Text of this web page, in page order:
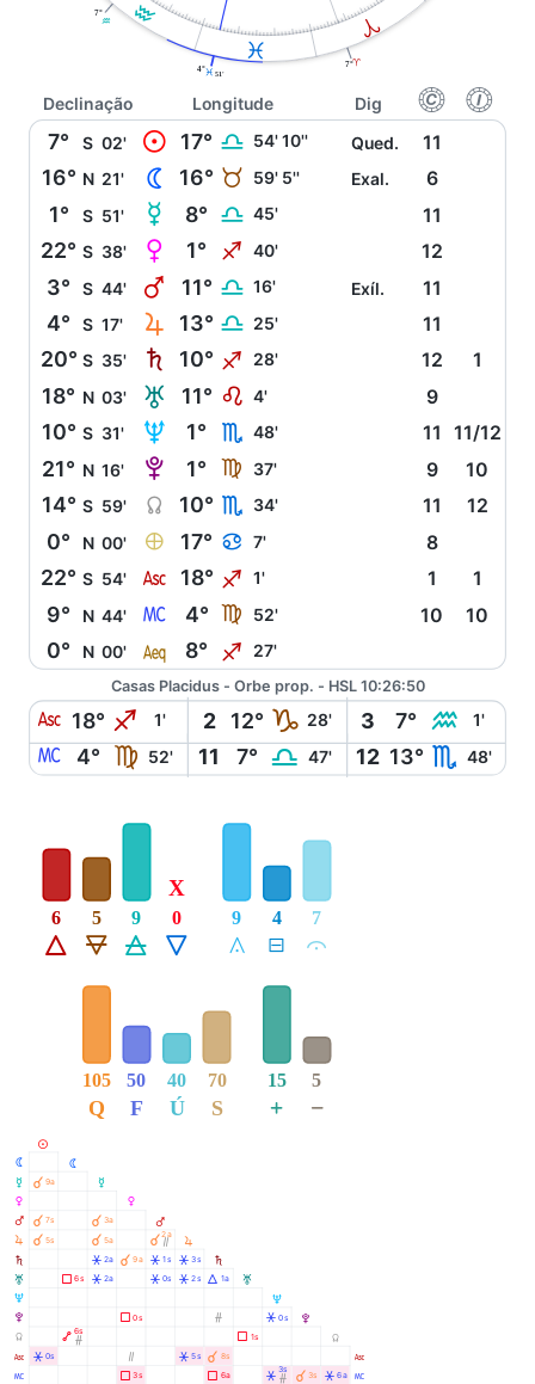
A
K
L
K
7°
L
4° 51'
A
7°
Declinação Longitude Dig f g
7° S 02' M 17° G 54' 10'' Qued. 11
16° N 21' N 16° B 59' 5'' Exal. 6
1° S 51' O 8° G 45' 11
22° S 38' P 1° I 40' 12
3° S 44' Q 11° G 16' Exíl. 11
4° S 17' R 13° G 25' 11
20° S 35' S 10° I 28' 12 1
18° N 03' T 11° E 4' 9
10° S 31' U 1° H 48' 11 11/12
21° N 16' V 1° F 37' 9 10
14° S 59' Y 10° H 34' 11 12
0° N 00' È 17° D 7' 8
22° S 54' W 18° I 1' 1 1
9° N 44' X 4° F 52' 10 10
0° N 00' l 8° I 27'
Casas Placidus - Orbe prop. - HSL 10:26:50
W 18° I 1' 2 12° J 28' 3 7° K 1'
X 4° F 52' 11 7° G 47' 12 13° H 48'
Á
6
Ë
5
Ô
9
Ê
0
X
Å
9
É
4
Ă
7
Q
105
F
50
Ú
40
S
70
+
15
−
5
M
N
N
O
O
P
P
Q
Q
R
R
S
S
T
T
U
U
V
V
Y
Y
W
W
X
X
À 9a
À 7s
À 5s
Â 0s
Ã 6s
Ä Ó
6s
À 3a
À 5a
Â 2a
Â 2a
À 9a
Ã 0s
Ò
Ã 3s
À Ò
2a
Â 1s
Â 0s
Â 3s
Â 2s
Â 5s
Á 1a
Ó
À 8s
Ã 6a
1s
Â 0s
Â Ó
3s
À 3s Â 6a